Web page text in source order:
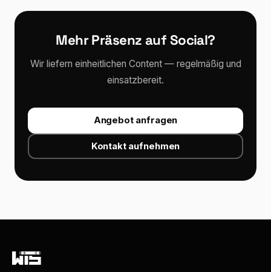
Mehr Präsenz auf Social?
Wir liefern einheitlichen Content — regelmäßig und
einsatzbereit.
Angebot anfragen
Kontakt aufnehmen